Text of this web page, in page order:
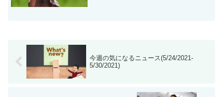
今週の気になるニュース(5/24/2021-
5/30/2021)